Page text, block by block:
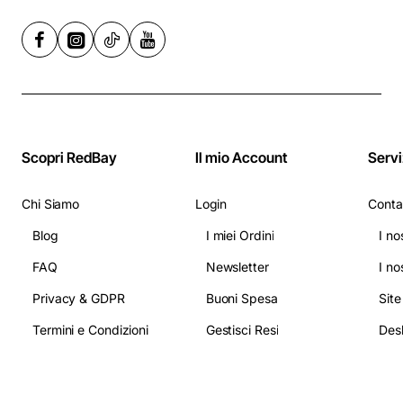
Scopri RedBay
Chi Siamo
Blog
FAQ
Privacy & GDPR
Termini e Condizioni
Il mio Account
Login
I miei Ordini
Newsletter
Buoni Spesa
Gestisci Resi
I
I